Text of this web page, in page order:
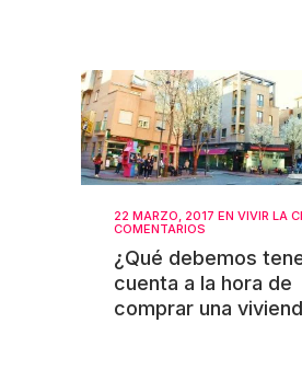
22 MARZO, 2017 EN VIVIR LA
COMENTARIOS
¿Qué debemos
cuenta a la hora de
comprar una